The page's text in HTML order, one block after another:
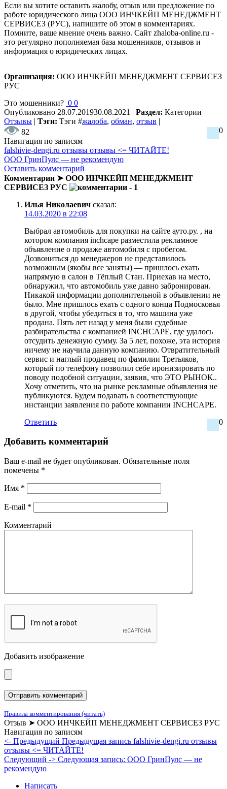
Если вы хотите оставить жалобу, отзыв или предложение по
работе юридического лица ООО ИНЧКЕЙП МЕНЕДЖМЕНТ
СЕРВИСЕЗ (РУС), напишите об этом в комментариях.
Помните, ваше мнение очень важно. Сайт zhaloba-online.ru -
это регулярно пополняемая база мошенников, отзывов и
информация о юридических лицах.
Организация: ООО ИНЧКЕЙП МЕНЕДЖМЕНТ СЕРВИСЕЗ
РУС
Это мошенники? 0 0
Опубликовано 28.07.201930.08.2021 | Раздел: Категории
Отзывы | Тэги: Тэги #жалоба, обман, отзыв |
82
0
Навигация по записям
falshivie-dengi.ru отзывы отзывы <= ЧИТАЙТЕ!
ООО ГринПулс — не рекомендую
Оставить комментарий
Комментарии ➤ ООО ИНЧКЕЙП МЕНЕДЖМЕНТ
СЕРВИСЕЗ РУС
- 1
Илья Николаевич сказал:
14.03.2020 в 22:08
Выбрал автомобиль для покупки на сайте ауто.ру. , на
котором компания inchcape разместила рекламное
объявление о продаже автомобиля с пробегом.
Дозвониться до менеджеров не представилось
возможным (якобы все заняты) — пришлось ехать
напрямую в салон в Тёплый Стан. Приехав на место,
обнаружил, что автомобиль уже давно забронирован.
Никакой информации дополнительной в объявлении не
было. Мне пришлось ехать с одного конца Подмосковья
в другой, чтобы убедиться в то, что машина уже
продана. Пять лет назад у меня были судебные
разбирательства с компанией INCHCAPE, где удалось
отсудить денежную сумму. За 5 лет, похоже, эта история
ничему не научила данную компанию. Отвратительный
сервис и наглый продавец по фамилии Третьяков,
который по телефону позволил себе иронизировать по
поводу подобной ситуации, заявив, что ЭТО РЫНОК..
Хочу отметить, что на рынке рекламные объявления не
публикуются. Будем подавать в соответствующие
инстанции заявления по работе компании INCHCAPE.
0
Ответить
Добавить комментарий
Ваш e-mail не будет опубликован. Обязательные поля
помечены *
Имя *
E-mail *
Комментарий
Добавить изображение
Правила комментирования (читать)
Отзыв ➤ ООО ИНЧКЕЙП МЕНЕДЖМЕНТ СЕРВИСЕЗ РУС
Навигация по записям
<- Предыдущий Предыдущая запись falshivie-dengi.ru отзывы
отзывы <= ЧИТАЙТЕ!
Следующий -> Следующая запись: ООО ГринПулс — не
рекомендую
Написать